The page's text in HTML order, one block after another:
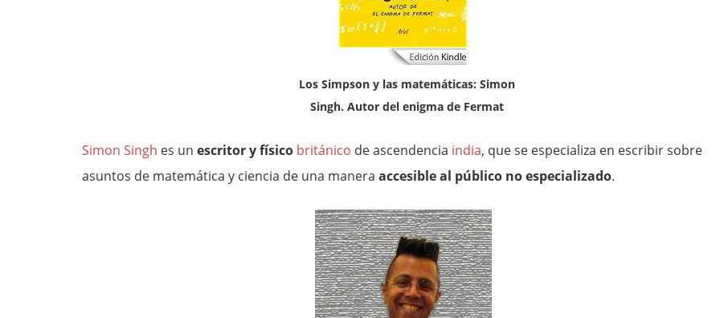
Los Simpson y las matemáticas: Simon
Singh. Autor del enigma de Fermat
Simon Singh es un escritor y físico británico de ascendencia india, que se especializa en escribir sobre
asuntos de matemática y ciencia de una manera accesible al público no especializado.